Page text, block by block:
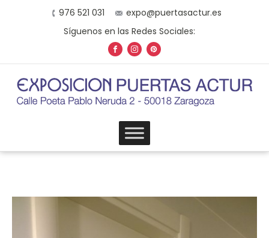
976 521 031
expo@puertasactur.es
Síguenos en las Redes Sociales: